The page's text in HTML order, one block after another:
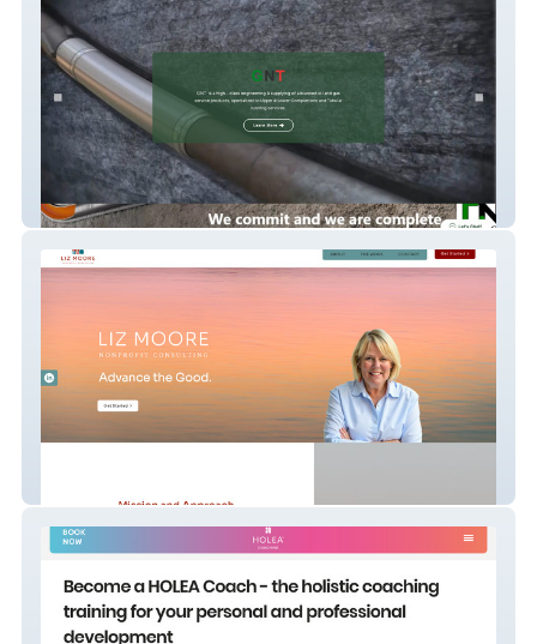
Doganlar Aynasy